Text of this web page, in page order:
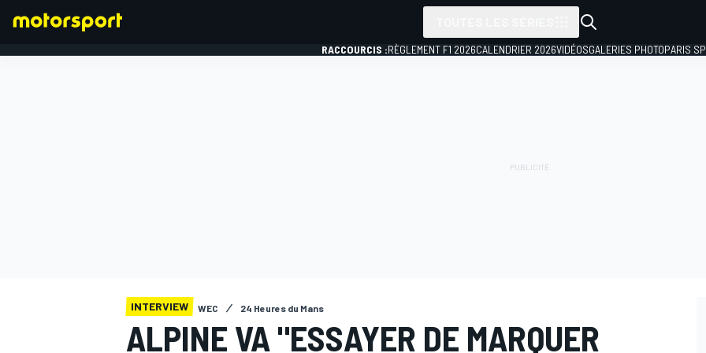
RACCOURCIS :RÈGLEMENT F1 2026CALENDRIER 2026VIDÉOSGALERIES PHOTOPARIS
INTERVIEW WEC 24 Heures du Mans
ALPINE VA "ESSAYER DE MARQUER